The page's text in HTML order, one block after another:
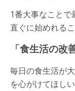
1番大事なこと
直ぐに始めれる
「食生活の改
毎日の食生活が
を心がけてほし